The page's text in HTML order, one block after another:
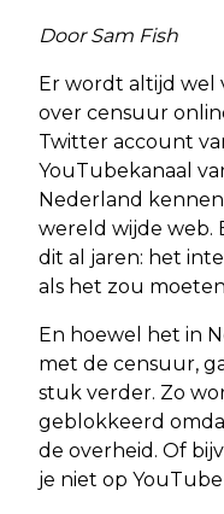
Door Sam Fish
Er wordt altijd wel
over censuur
Twitter account
YouTubekanaal
Nederland
wereld wijde web.
dit al jaren: het
als het zou
En hoewel het in
met de censuur,
stuk verder. Zo
geblokkeerd
de overheid. Of
je niet op